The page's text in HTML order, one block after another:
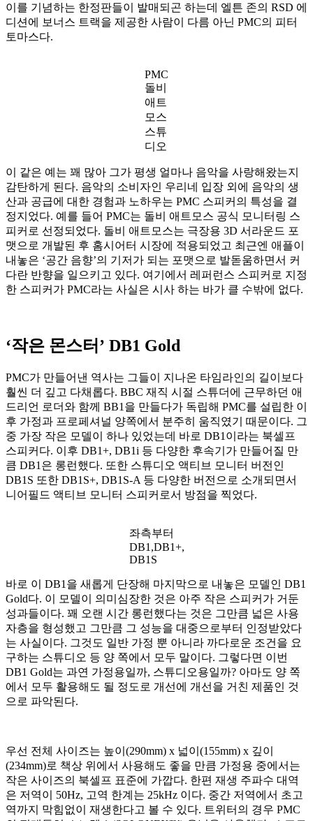
이를 기념하는 한정판들이 발매되곤 하는데 엘튼 존의 RSD 에
디션에 보너스 트랙을 제공한 사람이 다름 아닌 PMC의 피터
토마스다.
PMC
돌비
애트
모스
스튜
디오
이 같은 예는 꽤 많아 그가 평생 얼마나 음악을 사랑해왔는지
감탄하게 된다. 음악의 소비자인 우리네 입장 외에 음악의 생
산과 공급에 대한 경험과 노하우는 PMC 스피커의 특성을 결
정지었다. 예를 들어 PMC는 돌비 애트모스 공식 모니터링 스
피커로 선정되었다. 돌비 애트모스는 극장용 3D 서라운드 포
맷으로 개발된 후 홈시어터 시장에 적용되었고 최근엔 애플이
내놓은 ‘공간 음향’의 기저가 되는 포맷으로 발돋움하면서 커
다란 반향을 일으키고 있다. 여기에서 레퍼런스 스피커로 지정
한 스피커가 PMC라는 사실은 시사 하는 바가 클 수밖에 없다.
‘작은 몬스터’ DB1 Gold
PMC가 만들어낸 역사는 그들이 지나온 타임라인의 길이보다
훨씬 더 깊고 다채롭다. BBC 재직 시절 스튜더에 근무하던 애
드리언 로더와 함께 BB1을 만들다가 독립해 PMC를 설립한 이
후 가정과 프로페셔널 양쪽에서 분주히 움직였기 때문이다. 그
중 가장 작은 모델이 하나 있었는데 바로 DB1이라는 북셀프
스피커다. 이후 DB1+, DB1i 등 다양한 후속기가 만들어질 만
큼 DB1은 롱런했다. 또한 스튜디오 액티브 모니터 버전인
DB1S 또한 DB1S+, DB1S-A 등 다양한 버전으로 소개되면서
니어필드 액티브 모니터 스피커로서 방점을 찍었다.
좌측부터
DB1,DB1+,
DB1S
바로 이 DB1을 새롭게 단장해 마지막으로 내놓은 모델인 DB1
Gold다. 이 모델이 의미심장한 것은 아주 작은 스피커가 거둔
성과들이다. 꽤 오랜 시간 롱런했다는 것은 그만큼 넓은 사용
자층을 형성했고 그만큼 그 성능을 대중으로부터 인정받았다
는 사실이다. 그것도 일반 가정 뿐 아니라 까다로운 조건을 요
구하는 스튜디오 등 양 쪽에서 모두 말이다. 그렇다면 이번
DB1 Gold는 과연 가정용일까, 스튜디오용일까? 아마도 양 쪽
에서 모두 활용해도 될 정도로 개선에 개선을 거친 제품인 것
으로 파악된다.
우선 전체 사이즈는 높이(290mm) x 넓이(155mm) x 깊이
(234mm)로 책상 위에서 사용해도 좋을 만큼 가정용 중에서는
작은 사이즈의 북셀프 표준에 가깝다. 한편 재생 주파수 대역
은 저역이 50Hz, 고역 한계는 25kHz 이다. 중간 저역에서 초고
역까지 막힘없이 재생한다고 볼 수 있다. 트위터의 경우 PMC